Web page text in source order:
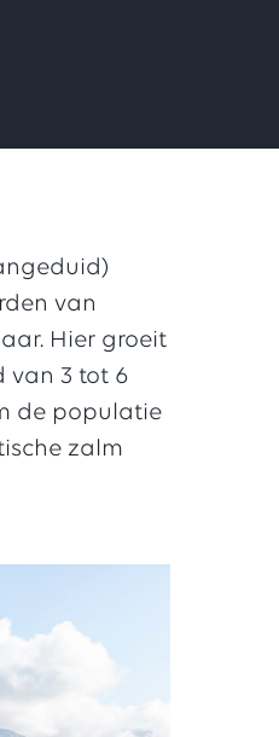
van
Hier groeit
van 3 tot 6
de populatie
zalm